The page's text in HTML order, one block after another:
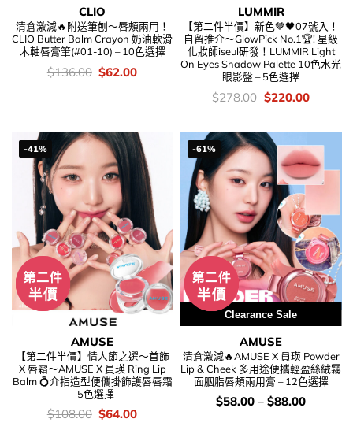
CLIO
清倉激減🔥附送筆刨～唇頰兩用！
CLIO Butter Balm Crayon 奶油軟滑
木軸唇膏筆(#01-10) – 10色選擇
價
錢：
$136.00 Original
price
$62.00Current
LUMMIR
【第二件半價】新色🤎🖤07號入！
自留推介～GlowPick No.1🏆! 星級
化妝師iseul研發！LUMMIR Light
On Eyes Shadow Palette 10色水光
眼影盤 – 5色選擇
價
錢：
$278.00 Original
price
$278.00.
$220.00Current
-41%
AMUSE
【第二件半價】情人節之選～首飾
X 唇霜～AMUSE X 員瑛 Ring Lip
Balm 💍介指造型便儶掛飾護唇唇霜
– 5色選擇
價
$108.00 Original
$64.00Current
-61%
Clearance Sale
AMUSE
清倉激減🔥AMUSE X 員瑛 Powder
Lip & Cheek 多用途便攜輕盈絲絨霧
面胭脂唇頰兩用膏 – 12色選擇
價
$58.00 – $88.00